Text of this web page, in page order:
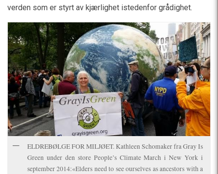
verden som er styrt av kjærlighet istedenfor grådighet.
ELDREBØLGE FOR MILJØET. Kathleen Schomaker fra Gray Is
Green under den store People’s Climate March i New York i
september 2014:«Elders need to see ourselves as ancestors with a